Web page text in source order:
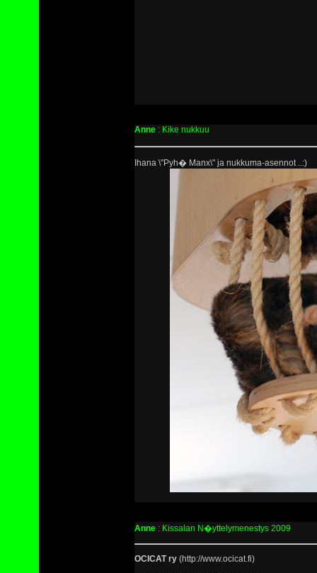
Anne : Kike nukkuu
Ihana \"Pyh� Manx\" ja nukkuma-asennot ..:)
Anne : Kissalan N�yttelymenestys 2009
OCICAT ry (http://www.ocicat.fi)